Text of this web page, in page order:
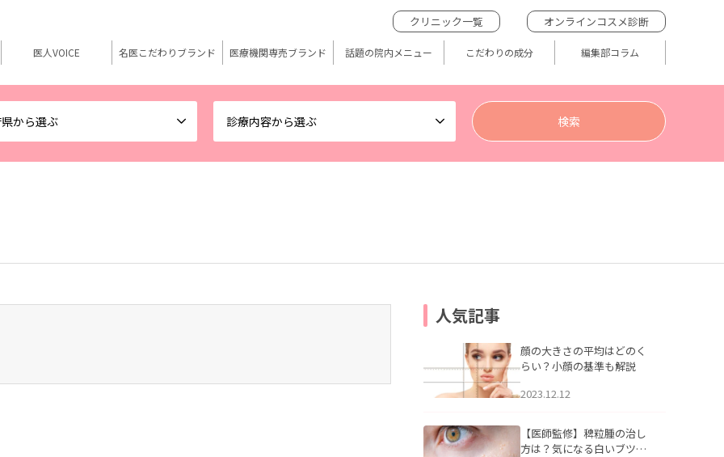
から選ぶ 診療内容から選ぶ
クリニック一覧 オンラインコスメ診断
医人VOICE 名医こだわりブランド 医療機関専売ブランド 話題の院内メニュー こだわりの成分 編集部コラム
人気記事
顔の大きさの平均はどのく
らい？小顔の基準も解説
2023.12.12
【医師監修】稗粒腫の治し
方は？気になる白いブツブ